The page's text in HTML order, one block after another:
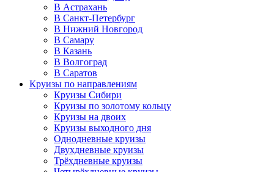
В Астрахань
В Санкт-Петербург
В Нижний Новгород
В Самару
В Казань
В Волгоград
В Саратов
Круизы по направлениям
Круизы Сибири
Круизы по золотому кольцу
Круизы на двоих
Круизы выходного дня
Однодневные круизы
Двухдневные круизы
Трёхдневные круизы